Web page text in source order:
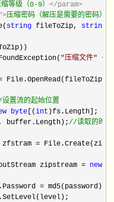
缩等级（0-9）</param>
压缩密码（解压是需要的密码）
string fileToZip, string
"压缩文件" +
File.OpenRead(fileToZip))
设置流的起始位置
byte [(int )fs.Length];
buffer.Length);//读取的时
zfstram =
zipstream = new
= md5(password);